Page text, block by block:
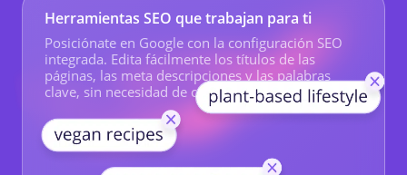
Herramientas SEO que trabajan para ti
Posiciónate en Google con la configuración SEO
integrada. Edita fácilmente los títulos de las
páginas, las meta descripciones y las palabras
clave, sin necesidad de conocimientos técnicos.